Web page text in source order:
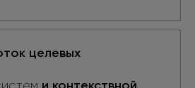
целевых